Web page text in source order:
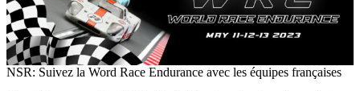
NSR: Suivez la Word Race Endurance avec les équipes françaises